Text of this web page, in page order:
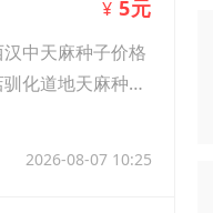
¥ 5元
中天麻种子价格
化道地天麻种共
2026-08-07 10:25